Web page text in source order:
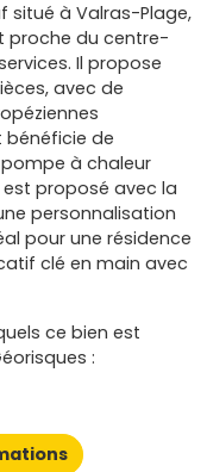
situé à Valras-Plage,
proche du centre-
Il propose
avec de
bénéficie de
à chaleur
est proposé avec la
personnalisation
pour une résidence
clé en main avec
ce bien est
: